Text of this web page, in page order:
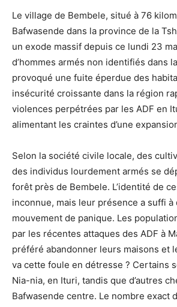
Le village de Bembele, situé à 76
Bafwasende dans la province de la
un exode massif depuis ce lundi 23
d’hommes armés non identifiés dans
provoqué une fuite éperdue des
insécurité croissante dans la région
violences perpétrées par les ADF en
alimentant les craintes d’une
Selon la société civile locale, des
des individus lourdement armés se
forêt près de Bembele. L’identité de
inconnue, mais leur présence a suffi à
mouvement de panique. Les
par les récentes attaques des ADF à
préféré abandonner leurs maisons et
va cette foule en détresse ? Certains
Nia-nia, en Ituri, tandis que d’autres
Bafwasende centre. Le nombre exact